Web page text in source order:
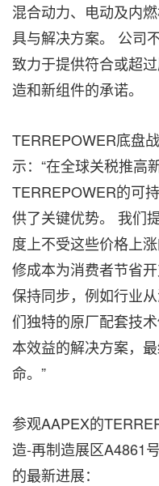
混合动力、电动及内
具与解决方案。 公司
致力于提供符合或超
造和新组件的承诺。
TERREPOWER底盘
示：“在全球关税推高
TERREPOWER的可
供了关键优势。 我们
度上不受这些价格上
修成本为消费者节省
保持同步，例如行业
们独特的原厂配套技
本效益的解决方案，
命。”
参观AAPEX的
造-再制造展区A4861
的最新进展：